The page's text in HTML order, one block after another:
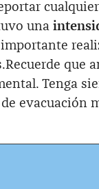
una
que
Tenga
evacuación